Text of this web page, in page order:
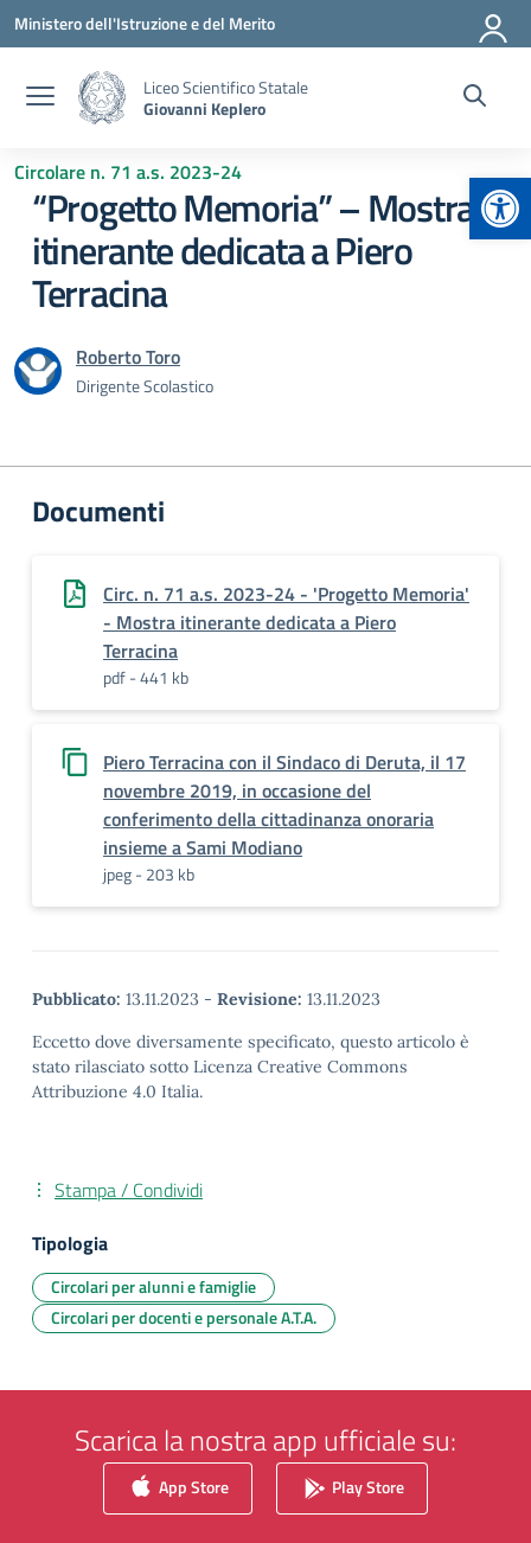
Vai ai contenuti
Vai al menu di navigazione
Vai al footer
Ministero dell'Istruzione e del Merito
Liceo Scientifico Statale
Giovanni Keplero
Circolare n. 71 a.s. 2023-24
“Progetto Memoria” – Mostra
itinerante dedicata a Piero
Terracina
Roberto Toro
Dirigente Scolastico
Documenti
Circ. n. 71 a.s. 2023-24 - 'Progetto Memoria'
- Mostra itinerante dedicata a Piero
Terracina
pdf - 441 kb
Piero Terracina con il Sindaco di Deruta, il 17
novembre 2019, in occasione del
conferimento della cittadinanza onoraria
insieme a Sami Modiano
jpeg - 203 kb
Pubblicato: 13.11.2023 - Revisione: 13.11.2023
Eccetto dove diversamente specificato, questo articolo è
stato rilasciato sotto Licenza Creative Commons
Attribuzione 4.0 Italia.
Stampa / Condividi
Tipologia
Circolari per alunni e famiglie
Circolari per docenti e personale A.T.A.
Scarica la nostra app ufficiale su:
App Store Play Store